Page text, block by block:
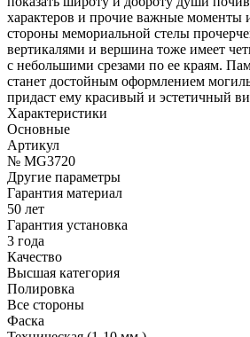
характеров и прочие важные моменты
стороны мемориальной стелы
вертикалями и вершина тоже имеет
с небольшими срезами по ее краям.
станет достойным оформлением
придаст ему красивый и эстетичный
Характеристики
Основные
Артикул
№ MG3720
Другие параметры
Гарантия материал
50 лет
Гарантия установка
3 года
Качество
Высшая категория
Полировка
Все стороны
Фаска